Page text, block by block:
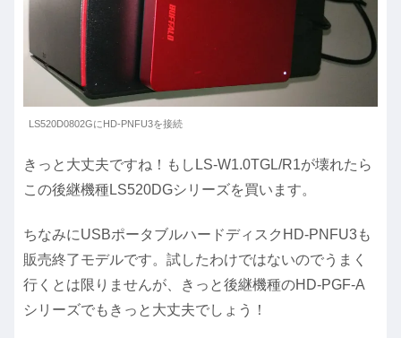
LS520D0802GにHD-PNFU3を接続
きっと大丈夫ですね！もしLS-W1.0TGL/R1が壊れたら
この後継機種LS520DGシリーズを買います。
ちなみにUSBポータブルハードディスクHD-PNFU3も
販売終了モデルです。試したわけではないのでうまく
行くとは限りませんが、きっと後継機種のHD-PGF-A
シリーズでもきっと大丈夫でしょう！